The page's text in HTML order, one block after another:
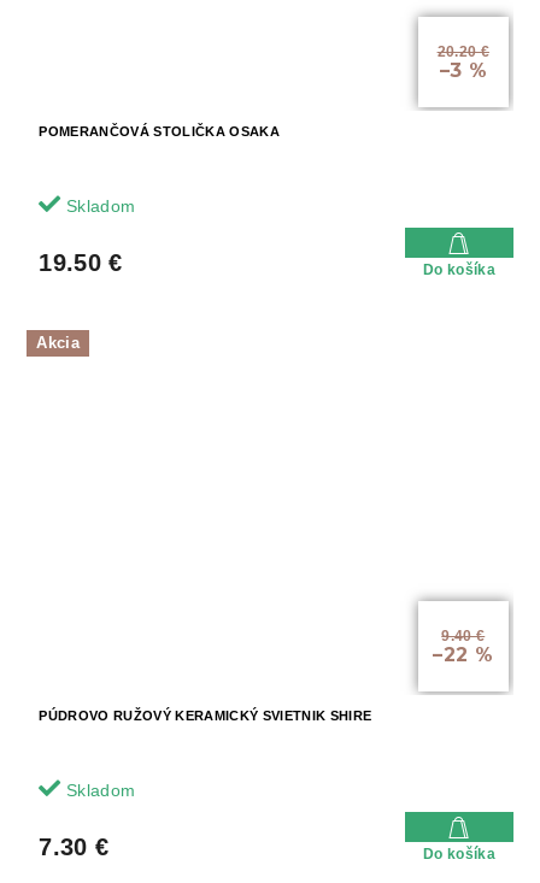
20.20 €
–3 %
POMERANČOVÁ STOLIČKA OSAKA
Skladom
19.50 € Do košíka
Akcia
9.40 €
–22 %
PÚDROVO RUŽOVÝ KERAMICKÝ SVIETNIK SHIRE
Skladom
7.30 € Do košíka